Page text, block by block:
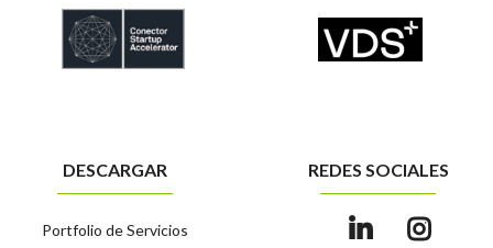
DESCARGAR
Portfolio de Servicios
REDES SOCIALES